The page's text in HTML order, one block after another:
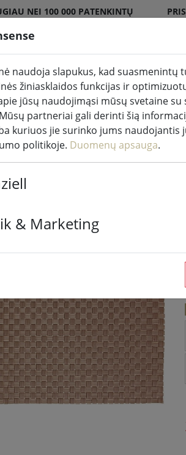
NEI 100 000 PATENKINTŲ
LED žvakės patalpose ir lauke
reikmenys
naudoja slapukus, kad
žiniasklaidos funkcijas ir
jūsų naudojimąsi mūsų svetaine
partneriai gali derinti šią
kuriuos jie surinko jums
politikoje. Duomenų apsauga.
& Marketing